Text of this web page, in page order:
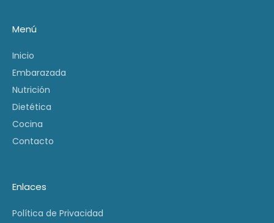
Menú
Inicio
Embarazada
Nutrición
Dietética
Cocina
Contacto
Enlaces
Política de Privacidad